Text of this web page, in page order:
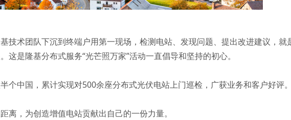
技术团队下沉到终端户用第一现场，检测电站、发现问题、提出改进建议，就
是隆基分布式服务“光芒照万家”活动一直倡导和坚持的初心。
个中国，累计实现对500余座分布式光伏电站上门巡检，广获业务和客户好评。
离，为创造增值电站贡献出自己的一份力量。